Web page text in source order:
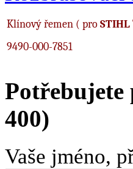
Klínový řemen ( proSTIHL
9490-000-7851
Potřebujete
400)
Vaše jméno,